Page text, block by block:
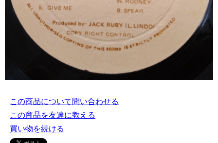
この商品について問い合わせる
この商品を友達に教える
買い物を続ける